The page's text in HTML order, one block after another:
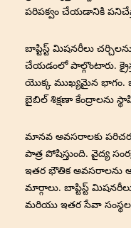
పరిపక్వం చేయడానికి
బాప్టిస్ట్ మిషనరీలు
చేయడంలో పాల్గొంటారు.
యొక్క ముఖ్యమైన భాగం.
బైబిల్ శిక్షణా కేంద్రాలను
మానవ అవసరాలకు
పాత్ర పోషిస్తుంది. వైద్య
ఇతర భౌతిక అవసరాలను
మార్గాలు. బాప్టిస్ట్
మరియు ఇతర సేవా